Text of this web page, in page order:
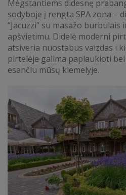
Mėgstantiems didesnę
sodyboje į rengta SPA zona –
“Jacuzzi” su masažo burbulais
apšvietimu. Didelė moderni
atsiveria nuostabus vaizdas i
pirtelėje galima paplaukioti
esančiu mūsų kiemelyje.